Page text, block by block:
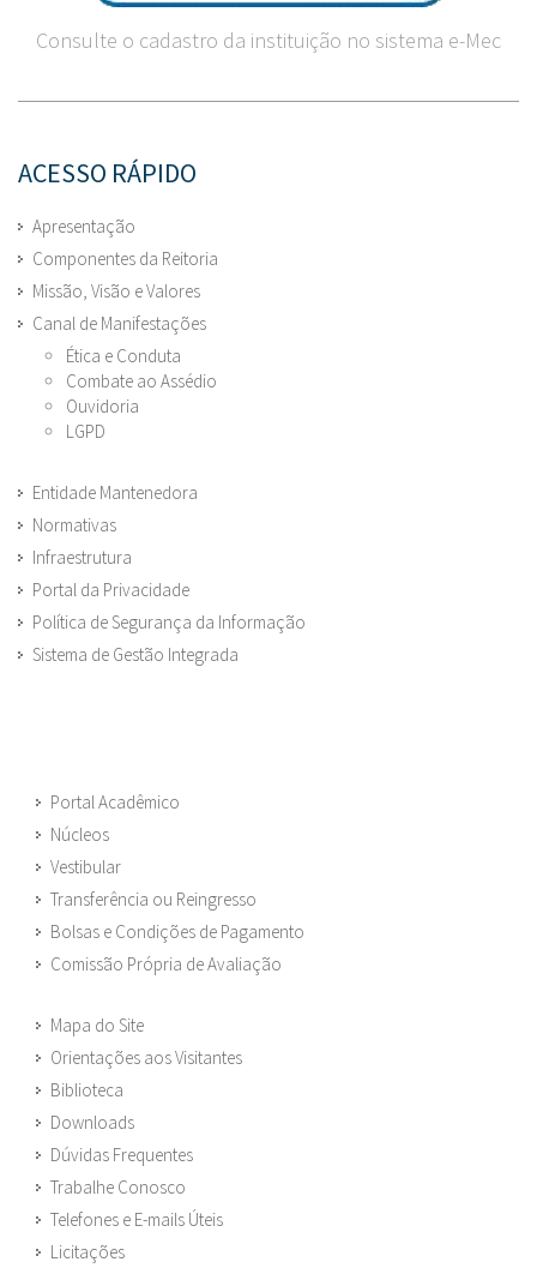
Consulte o cadastro da instituição no sistema e-Mec
ACESSO RÁPIDO
Apresentação
Componentes da Reitoria
Missão, Visão e Valores
Canal de Manifestações
Ética e Conduta
Combate ao Assédio
Ouvidoria
LGPD
Entidade Mantenedora
Normativas
Infraestrutura
Portal da Privacidade
Política de Segurança da Informação
Sistema de Gestão Integrada
Portal Acadêmico
Núcleos
Vestibular
Transferência ou Reingresso
Bolsas e Condições de Pagamento
Comissão Própria de Avaliação
Mapa do Site
Orientações aos Visitantes
Biblioteca
Downloads
Dúvidas Frequentes
Trabalhe Conosco
Telefones e E-mails Úteis
Licitações